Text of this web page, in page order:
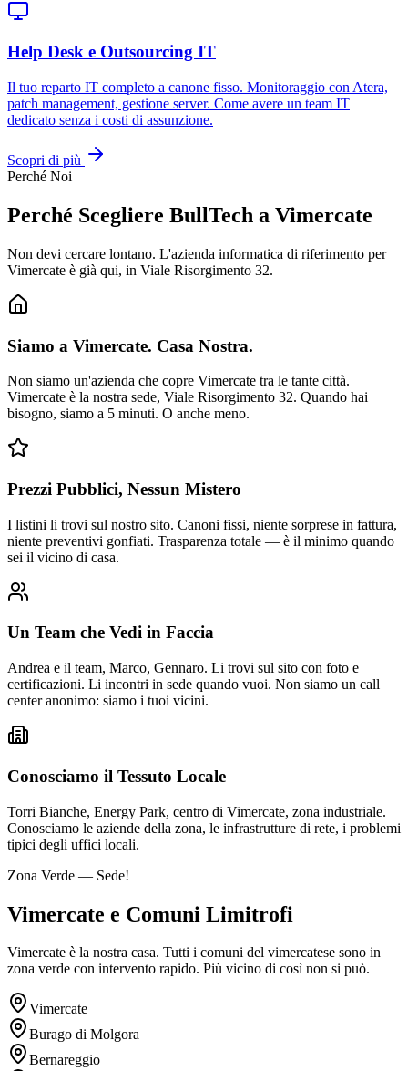
Help Desk e Outsourcing IT
Il tuo reparto IT completo a canone fisso. Monitoraggio con Atera,
patch management, gestione server. Come avere un team IT
dedicato senza i costi di assunzione.
Scopri di più
Perché Noi
Perché Scegliere BullTech a Vimercate
Non devi cercare lontano. L'azienda informatica di riferimento per
Vimercate è già qui, in Viale Risorgimento 32.
Siamo a Vimercate. Casa Nostra.
Non siamo un'azienda che copre Vimercate tra le tante città.
Vimercate è la nostra sede, Viale Risorgimento 32. Quando hai
bisogno, siamo a 5 minuti. O anche meno.
Prezzi Pubblici, Nessun Mistero
I listini li trovi sul nostro sito. Canoni fissi, niente sorprese in fattura,
niente preventivi gonfiati. Trasparenza totale — è il minimo quando
sei il vicino di casa.
Un Team che Vedi in Faccia
Andrea e il team, Marco, Gennaro. Li trovi sul sito con foto e
certificazioni. Li incontri in sede quando vuoi. Non siamo un call
center anonimo: siamo i tuoi vicini.
Conosciamo il Tessuto Locale
Torri Bianche, Energy Park, centro di Vimercate, zona industriale.
Conosciamo le aziende della zona, le infrastrutture di rete, i problemi
tipici degli uffici locali.
Zona Verde — Sede!
Vimercate e Comuni Limitrofi
Vimercate è la nostra casa. Tutti i comuni del vimercatese sono in
zona verde con intervento rapido. Più vicino di così non si può.
Vimercate
Burago di Molgora
Bernareggio